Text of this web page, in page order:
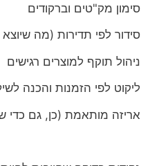
סימון מק"טים וברקודים
סידור לפי תדירות (מה
ניהול תוקף למוצרים רגישים
ליקוט לפי הזמנות והכנה
אריזה מותאמת (כן, גם כדי